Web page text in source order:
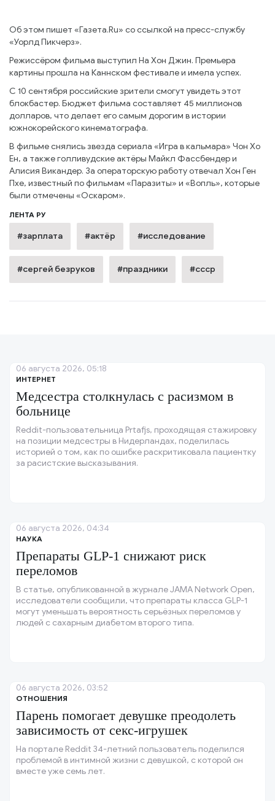
Об этом пишет «Газета.Ru» со ссылкой на пресс-службу
«Уорлд Пикчерз».
Режиссёром фильма выступил На Хон Джин. Премьера
картины прошла на Каннском фестивале и имела успех.
С 10 сентября российские зрители смогут увидеть этот
блокбастер. Бюджет фильма составляет 45 миллионов
долларов, что делает его самым дорогим в истории
южнокорейского кинематографа.
В фильме снялись звезда сериала «Игра в кальмара» Чон Хо
Ен, а также голливудские актёры Майкл Фассбендер и
Алисия Викандер. За операторскую работу отвечал Хон Ген
Пхе, известный по фильмам «Паразиты» и «Вопль», которые
были отмечены «Оскаром».
ЛЕНТА РУ
#зарплата #актёр #исследование
#сергей безруков #праздники #ссср
ИНТЕРНЕТ
Медсестра столкнулась с расизмом в
больнице
Reddit-пользовательница Prtafjs, проходящая стажировку
на позиции медсестры в Нидерландах, поделилась
историей о том, как по ошибке раскритиковала пациентку
за расистские высказывания.
06 августа 2026, 05:18
НАУКА
Препараты GLP-1 снижают риск
переломов
В статье, опубликованной в журнале JAMA Network Open,
исследователи сообщили, что препараты класса GLP-1
могут уменьшать вероятность серьёзных переломов у
людей с сахарным диабетом второго типа.
06 августа 2026, 04:34
ОТНОШЕНИЯ
Парень помогает девушке преодолеть
зависимость от секс-игрушек
На портале Reddit 34-летний пользователь поделился
проблемой в интимной жизни с девушкой, с которой он
вместе уже семь лет.
06 августа 2026, 03:52